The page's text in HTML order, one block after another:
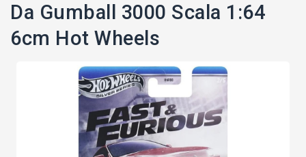
Da Gumball 3000 Scala 1:64
6cm Hot Wheels